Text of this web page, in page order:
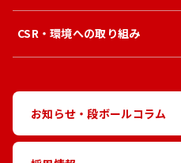
CSR・環境への取り組み
お知らせ・段ボールコラム